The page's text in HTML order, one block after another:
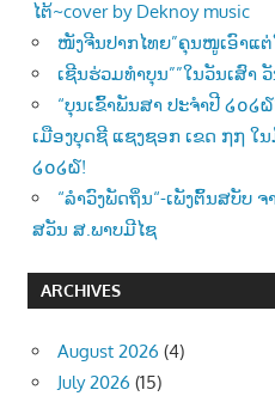
ໄຕ້~cover by Deknoy music
ໜັງຈີນປາກໄທຍ”ຄຸນໜູເອົາແຕ່
ເຊີນຮ່ວມທຳບຸນ””ໃນວັນເສົາ
“ບຸນເຂົ້າພັນສາ ປະຈຳປີ ໒໐໒
ເມືອງບຸດຊີ ແຊງຊອກ ເຂດ ໗໗ ໃ
໒໐໒໖!
“ລຳວົງພັດຖິ່ນ“-ເພັງຕົ້ນສບັບ
ສວັນ ສ.ພາບມີໄຊ
ARCHIVES
August 2026 (4)
July 2026 (15)